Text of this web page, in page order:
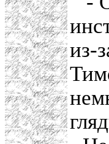
из-